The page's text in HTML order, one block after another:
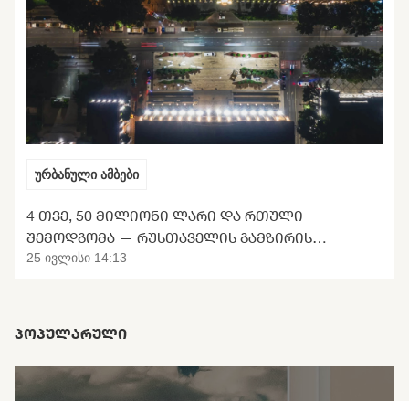
ურბანული ამბები
4 ᲗᲕᲔ, 50 ᲛᲘᲚᲘᲝᲜᲘ ᲚᲐᲠᲘ ᲓᲐ ᲠᲗᲣᲚᲘ
ᲨᲔᲛᲝᲓᲒᲝᲛᲐ — ᲠᲣᲡᲗᲐᲕᲔᲚᲘᲡ ᲒᲐᲛᲖᲘᲠᲘᲡ
ᲢᲠᲐᲜᲡᲤᲝᲠᲛᲐᲪᲘᲘᲡ ᲛᲝᲚᲝᲓᲘᲜᲘ
25 ივლისი 14:13
ᲞᲝᲞᲣᲚᲐᲠᲣᲚᲘ